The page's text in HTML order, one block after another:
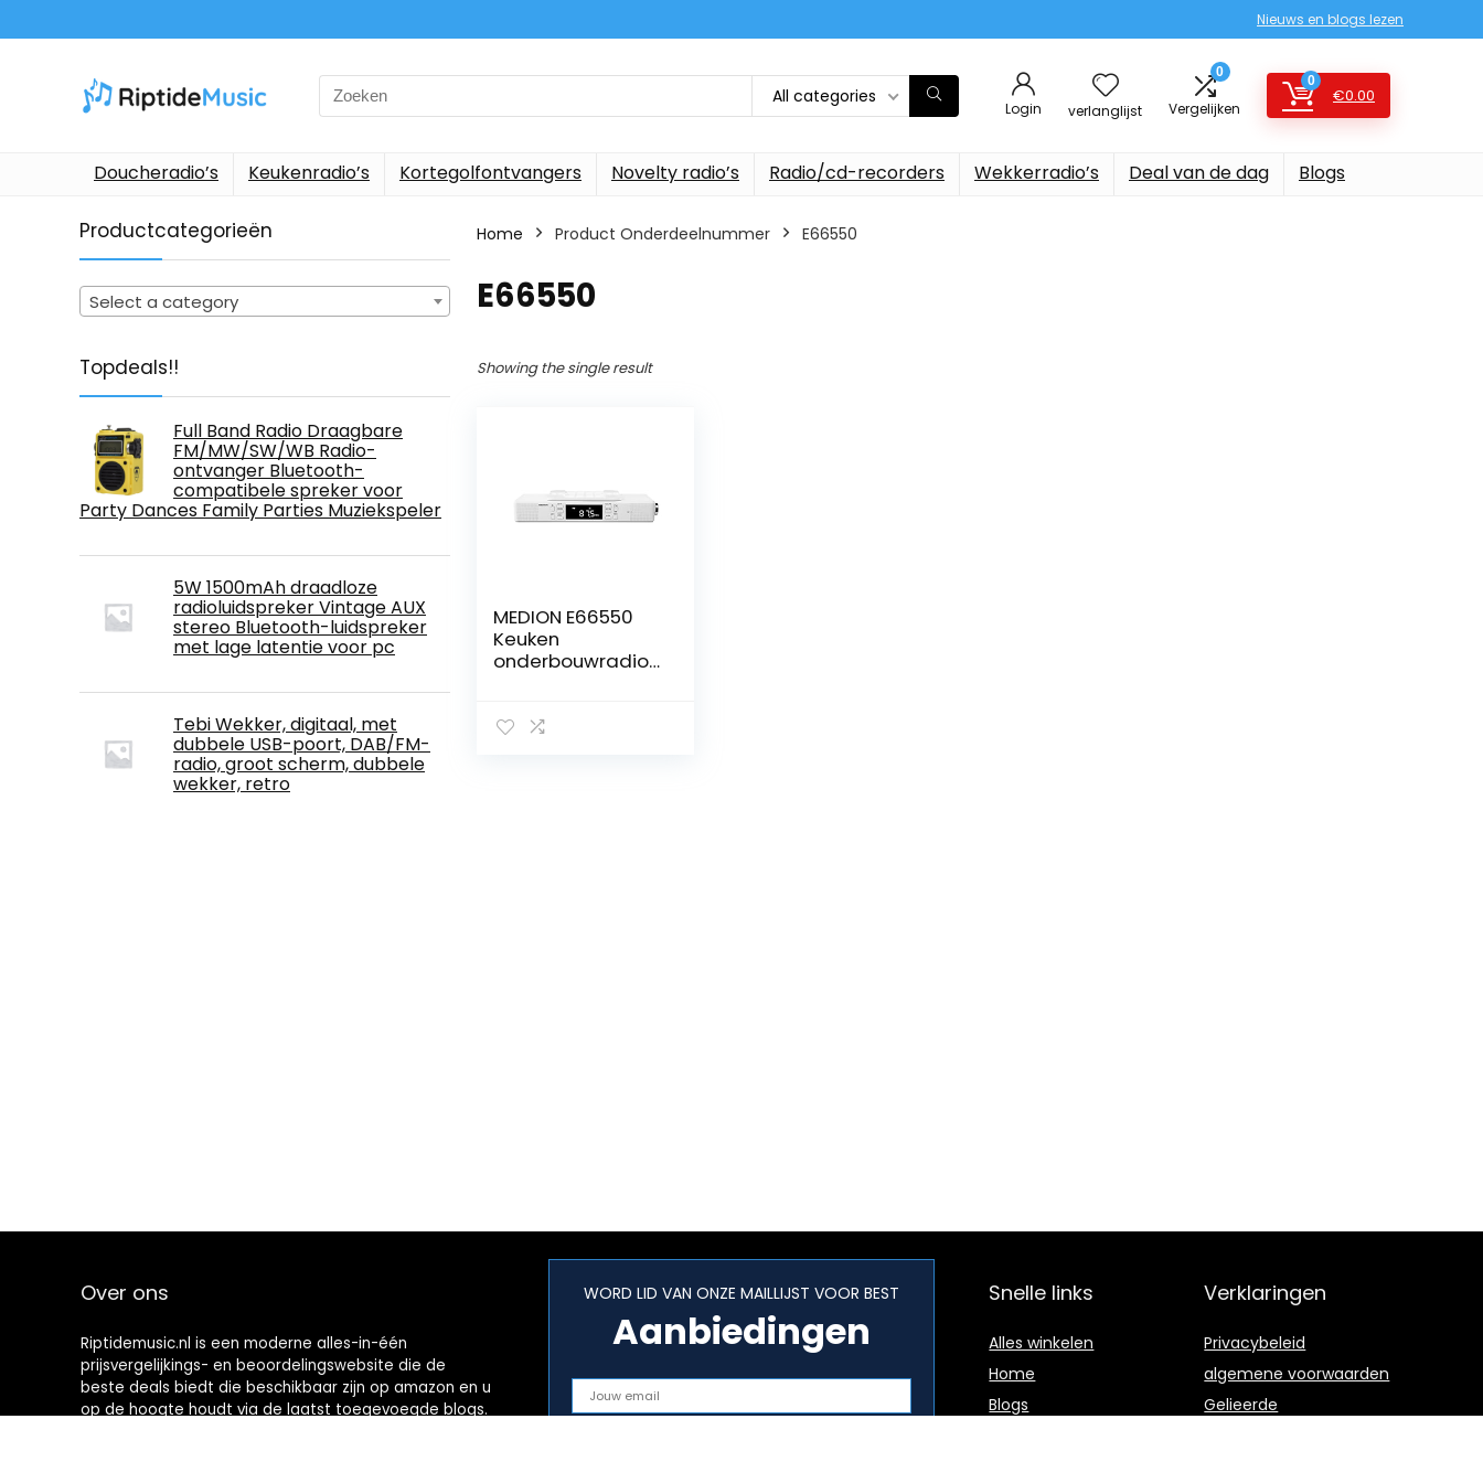
Nieuws en blogs lezen
Search
for:
All categories
Login verlanglijst
0
Vergelijken
0
€0.00
Doucheradio’s Keukenradio’s Kortegolfontvangers Novelty radio’s Radio/cd-recorders Wekkerradio’s Deal van de dag Blogs
Productcategorieën
Select a category
Topdeals!!
Full Band Radio Draagbare
FM/MW/SW/WB Radio-
ontvanger Bluetooth-
compatibele spreker voor
Party Dances Family Parties Muziekspeler
5W 1500mAh draadloze
radioluidspreker Vintage AUX
stereo Bluetooth-luidspreker
met lage latentie voor pc
Tebi Wekker, digitaal, met
dubbele USB-poort, DAB/FM-
radio, groot scherm, dubbele
wekker, retro
Home Product Onderdeelnummer ‎E66550
‎E66550
Showing the single result
MEDION E66550
Keuken
onderbouwradio
radio, handsfree-
Over ons
Riptidemusic.nl is een moderne alles-in-één
prijsvergelijkings- en beoordelingswebsite die de
beste deals biedt die beschikbaar zijn op amazon en u
op de hoogte houdt via de laatst toegevoegde blogs.
WORD LID VAN ONZE MAILLIJST VOOR BEST
Aanbiedingen
Snelle links
Alles winkelen
Home
Blogs
Verklaringen
Privacybeleid
algemene voorwaarden
Gelieerde